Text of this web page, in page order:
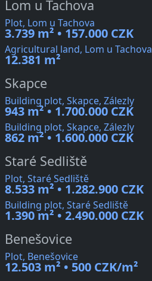
Lom u Tachova
Plot, Lom u Tachova
3.739 m² • 157.000 CZK
Agricultural land, Lom u Tachova
12.381 m²
Skapce
Building plot, Skapce, Zálezly
943 m² • 1.700.000 CZK
Building plot, Skapce, Zálezly
862 m² • 1.600.000 CZK
Staré Sedliště
Plot, Staré Sedliště
8.533 m² • 1.282.900 CZK
Building plot, Staré Sedliště
1.390 m² • 2.490.000 CZK
Benešovice
Plot, Benešovice
12.503 m² • 500 CZK/m²